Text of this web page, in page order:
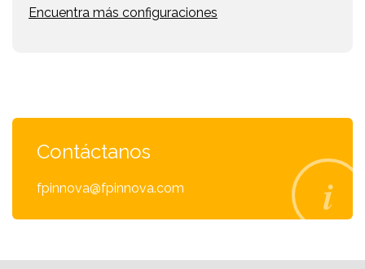
Encuentra más configuraciones
Contáctanos
fpinnova@fpinnova.com